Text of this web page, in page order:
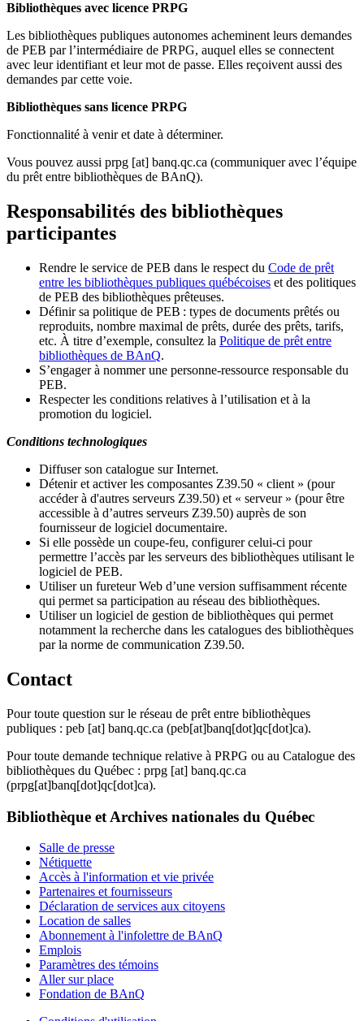
Bibliothèques avec licence PRPG
Les bibliothèques publiques autonomes acheminent leurs demandes
de PEB par l’intermédiaire de PRPG, auquel elles se connectent
avec leur identifiant et leur mot de passe. Elles reçoivent aussi des
demandes par cette voie.
Bibliothèques sans licence PRPG
Fonctionnalité à venir et date à déterminer.
Vous pouvez aussi prpg [at] banq.qc.ca (communiquer avec l’équipe
du prêt entre bibliothèques de BAnQ).
Responsabilités des bibliothèques
participantes
Rendre le service de PEB dans le respect du Code de prêt
entre les bibliothèques publiques québécoises et des politiques
de PEB des bibliothèques prêteuses.
Définir sa politique de PEB : types de documents prêtés ou
reproduits, nombre maximal de prêts, durée des prêts, tarifs,
etc. À titre d’exemple, consultez la Politique de prêt entre
bibliothèques de BAnQ.
S’engager à nommer une personne-ressource responsable du
PEB.
Respecter les conditions relatives à l’utilisation et à la
promotion du logiciel.
Conditions technologiques
Diffuser son catalogue sur Internet.
Détenir et activer les composantes Z39.50 « client » (pour
accéder à d'autres serveurs Z39.50) et « serveur » (pour être
accessible à d’autres serveurs Z39.50) auprès de son
fournisseur de logiciel documentaire.
Si elle possède un coupe-feu, configurer celui-ci pour
permettre l’accès par les serveurs des bibliothèques utilisant le
logiciel de PEB.
Utiliser un fureteur Web d’une version suffisamment récente
qui permet sa participation au réseau des bibliothèques.
Utiliser un logiciel de gestion de bibliothèques qui permet
notamment la recherche dans les catalogues des bibliothèques
par la norme de communication Z39.50.
Contact
Pour toute question sur le réseau de prêt entre bibliothèques
publiques : peb [at] banq.qc.ca (peb[at]banq[dot]qc[dot]ca).
Pour toute demande technique relative à PRPG ou au Catalogue des
bibliothèques du Québec : prpg [at] banq.qc.ca
(prpg[at]banq[dot]qc[dot]ca).
Bibliothèque et Archives nationales du Québec
Salle de presse
Nétiquette
Accès à l'information et vie privée
Partenaires et fournisseurs
Déclaration de services aux citoyens
Location de salles
Abonnement à l'infolettre de BAnQ
Emplois
Paramètres des témoins
Aller sur place
Fondation de BAnQ